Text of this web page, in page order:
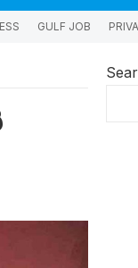
GULF JOB